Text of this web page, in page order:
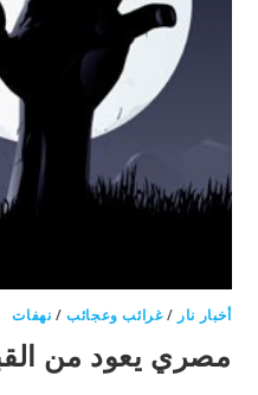
أخبار نار /غرائب وعجائب/ نهفات
مصري يعود من القبر